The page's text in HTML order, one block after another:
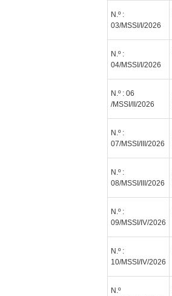
N.º :
03/MSSI/I/2026
N.º :
04/MSSI/I/2026
N.º : 06
/MSSI/II/2026
N.º :
07/MSSI/III/2026
N.º :
08/MSSI/III/2026
N.º :
09/MSSI/IV/2026
N.º :
10/MSSI/IV/2026
N.º